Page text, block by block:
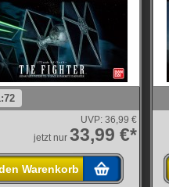
UVP: 36,99 €
jetzt nur 33,99 €*
Warenkorb